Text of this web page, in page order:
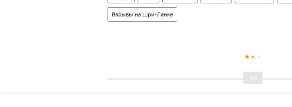
Взрывы на Шри-Ланке